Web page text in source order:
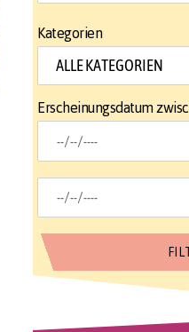
Kategorien
Erscheinungsdatum